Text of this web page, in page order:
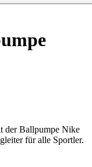
der Ballpumpe Nike
für alle Sportler.